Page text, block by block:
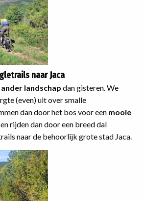
naar Jaca
landschap dan gisteren. We
(even) uit over smalle
dan door het bos voor een mooie
en rijden dan door een breed dal
naar de behoorlijk grote stad Jaca.